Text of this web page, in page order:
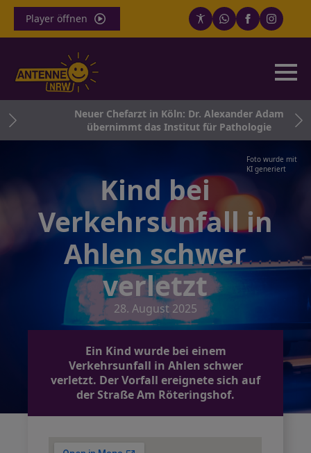
Player öffnen
Neuer Chefarzt in Köln: Dr. Alexander Adam
übernimmt das Institut für Pathologie
Foto wurde mit
KI generiert
Kind bei
Verkehrsunfall in
Ahlen schwer
verletzt
28. August 2025
Ein Kind wurde bei einem
Verkehrsunfall in Ahlen schwer
verletzt. Der Vorfall ereignete sich auf
der Straße Am Röteringshof.